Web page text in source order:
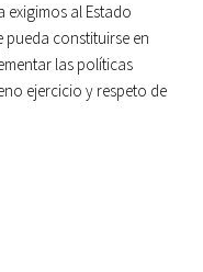
exigimos al Estado
constituirse en
las políticas
ejercicio y respeto de